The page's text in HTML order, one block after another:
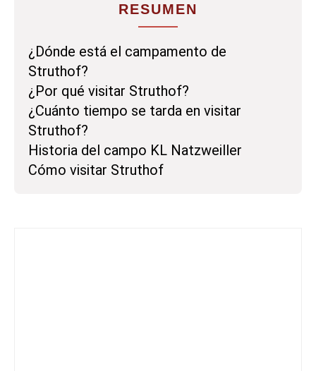
RESUMEN
¿Dónde está el campamento de
Struthof?
¿Por qué visitar Struthof?
¿Cuánto tiempo se tarda en visitar
Struthof?
Historia del campo KL Natzweiller
Cómo visitar Struthof